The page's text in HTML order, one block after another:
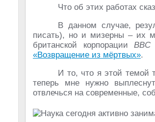
Что об этих работах
В данном случае,
писать), но и мизерны – их
британской корпорацииВВС
«Возвращение из мёртвых».
И то, что я этой темой
теперь мне нужно
отвлечься на современные,